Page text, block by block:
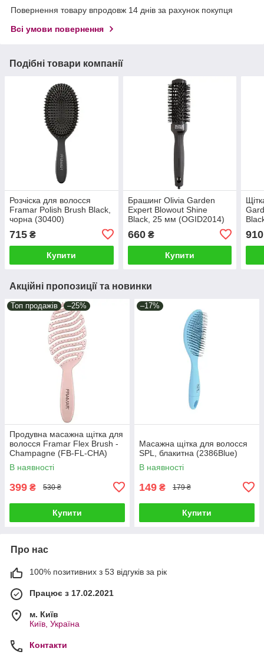
Повернення товару впродовж 14 днів за рахунок покупця
Всі умови повернення
Подібні товари компанії
Розчіска для волосся
Framar Polish Brush Black,
чорна (30400)
715 ₴
Купити
Брашинг Olivia Garden
Expert Blowout Shine
Black, 25 мм (OGID2014)
660₴
Купити
910
Акційні пропозиції та новинки
Топ продажів –25%
Продувна масажна щітка для
волосся Framar Flex Brush -
Champagne (FB-FL-CHA)
В наявності
399 ₴ 530 ₴
Купити
–17%
Масажна щітка для волосся
SPL, блакитна (2386Blue)
В наявності
149 ₴ 179 ₴
Купити
Про нас
100% позитивних з 53 відгуків за рік
Працює з 17.02.2021
м. Київ
Київ, Україна
Контакти